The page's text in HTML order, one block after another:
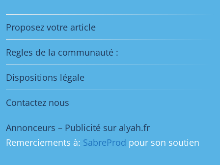
Proposez votre article
Regles de la communauté :
Dispositions légale
Contactez nous
Annonceurs – Publicité sur alyah.fr
Remerciements à: SabreProd pour son soutien